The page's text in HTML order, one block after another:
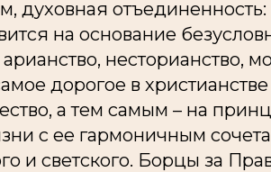
духовная отъединенность:
на основание
несторианство,
дорогое в христианстве
а тем самым – на
с ее гармоничным
и светского. Борцы за